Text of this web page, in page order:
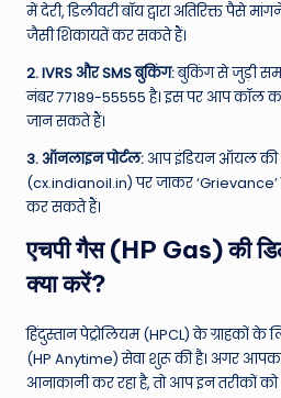
में देरी, डिलीवरी बॉय द्वारा अतिरिक्त पैसे
जैसी शिकायतें कर सकते हैं।
2. IVRS और SMS बुकिंग:बुकिंग से जुड़ी
नंबर 77189-55555 है। इस पर आप कॉल
जान सकते हैं।
3. ऑनलाइन पोर्टल: आप इंडियन ऑयल की
(cx.indianoil.in) पर जाकर
कर सकते हैं।
एचपी गैस (HP Gas) की
क्या करें?
हिंदुस्तान पेट्रोलियम (HPCL) के ग्राहकों के
(HP Anytime) सेवा शुरू की है। अगर
आनाकानी कर रहा है, तो आप इन तरीकों